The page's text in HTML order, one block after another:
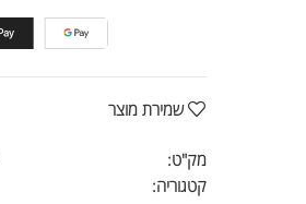
שמירת מוצר
מק"ט:
קטגוריה: